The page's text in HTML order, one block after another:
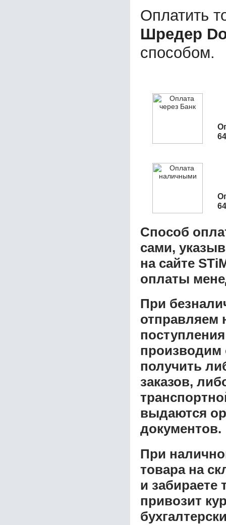
Оплатить
Шредер
способом.
Способ
сами,
на сайте
оплаты
При
отправляем
производим
получить
заказов,
выдаются
документов.
При
товара на
и забираете
привозит